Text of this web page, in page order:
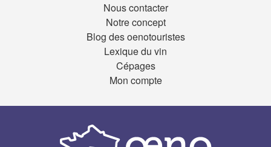
Nous contacter
Notre concept
Blog des oenotouristes
Lexique du vin
Cépages
Mon compte